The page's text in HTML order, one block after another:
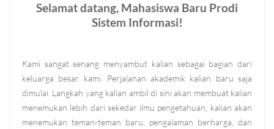
Selamat datang, Mahasiswa Baru Prodi
Sistem Informasi!
Kami sangat senang menyambut kalian sebagai bagian dari
keluarga besar kami. Perjalanan akademik kalian baru saja
dimulai. Langkah yang kalian ambil di sini akan membuat kalian
menemukan lebih dari sekedar ilmu pengetahuan; kalian akan
menemukan teman-teman baru, pengalaman berharga, dan